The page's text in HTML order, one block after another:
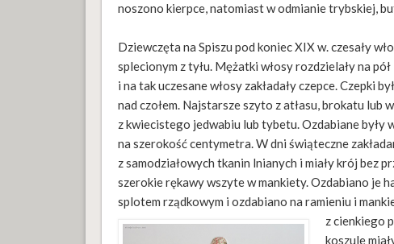
noszono kierpce, natomiast w odmianie trybskiej,
Dziewczęta na Spiszu pod koniec XIX w. czesały
splecionym z tyłu. Mężatki włosy rozdzielały na
i na tak uczesane włosy zakładały czepce. Czepki
nad czołem. Najstarsze szyto z atłasu, brokatu lub
z kwiecistego jedwabiu lub tybetu. Ozdabiane były
na szerokość centymetra. W dni świąteczne
z samodziałowych tkanin lnianych i miały krój bez
szerokie rękawy wszyte w mankiety. Ozdabiano je
splotem rządkowym i ozdabiano na ramieniu i
z cienkiego
koszule